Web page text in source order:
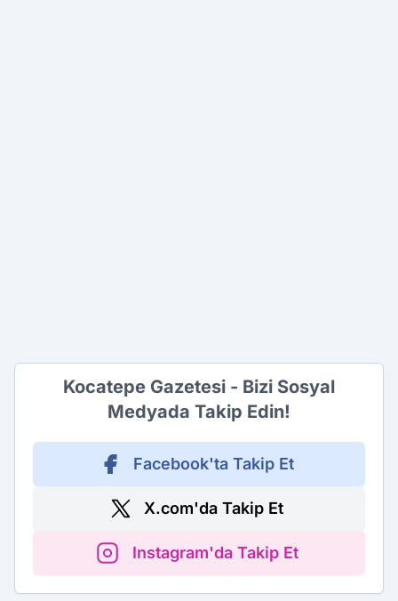
Kocatepe Gazetesi - Bizi Sosyal
Medyada Takip Edin!
Facebook'ta Takip Et
X.com'da Takip Et
Instagram'da Takip Et